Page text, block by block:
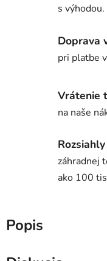
s výhodou.
Doprava
pri platbe
Vrátenie
na naše
záhradnej
ako 100
Popis